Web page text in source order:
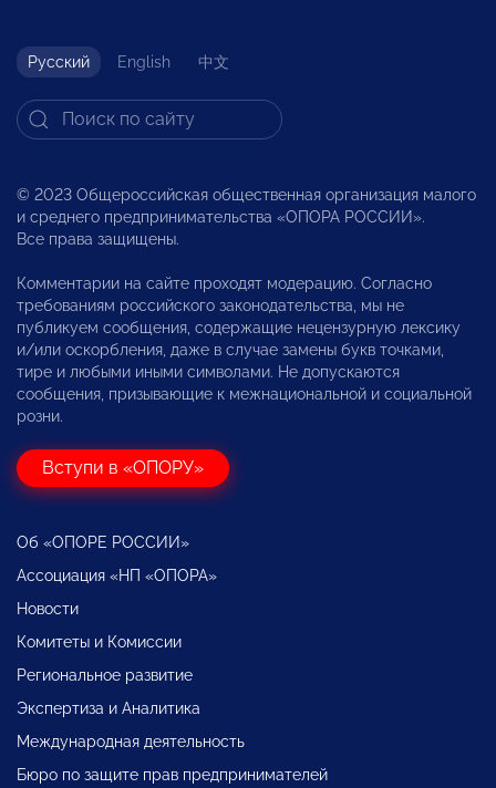
Русский English 中文
© 2023 Общероссийская общественная организация малого
и среднего предпринимательства «ОПОРА РОССИИ».
Все права защищены.
Комментарии на сайте проходят модерацию. Согласно
требованиям российского законодательства, мы не
публикуем сообщения, содержащие нецензурную лексику
и/или оскорбления, даже в случае замены букв точками,
тире и любыми иными символами. Не допускаются
сообщения, призывающие к межнациональной и социальной
розни.
Вступи в «ОПОРУ»
Об «ОПОРЕ РОССИИ»
Ассоциация «НП «ОПОРА»
Новости
Комитеты и Комиссии
Региональное развитие
Экспертиза и Аналитика
Международная деятельность
Бюро по защите прав предпринимателей